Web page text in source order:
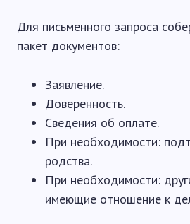
Для письменного запроса
пакет документов:
Заявление.
Доверенность.
Сведения об оплате.
При необходимости:
родства.
При необходимости:
имеющие отношение к